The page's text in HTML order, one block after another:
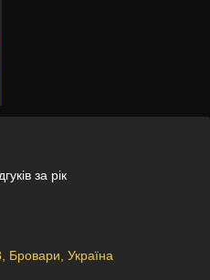
за рік
Бровари, Україна